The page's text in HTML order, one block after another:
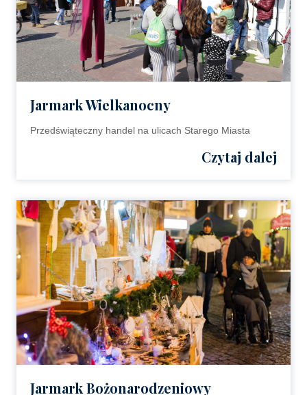
Jarmark Wielkanocny
Przedświąteczny handel na ulicach Starego Miasta
Czytaj dalej
Jarmark Bożonarodzeniowy